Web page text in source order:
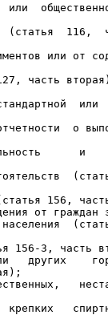
или
(статья  116,
или от
или
о
и
от граждан
других
крепких